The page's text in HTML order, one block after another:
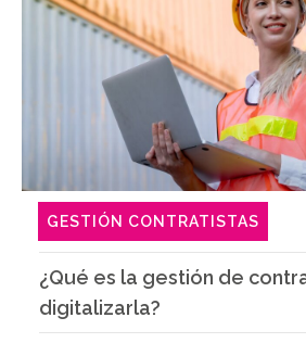
GESTIÓN CONTRATISTAS
¿Qué es la gestión de
digitalizarla?